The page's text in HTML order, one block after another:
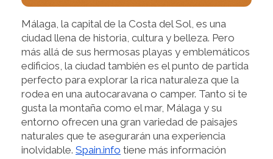
Málaga, la capital de la Costa del Sol, es una
ciudad llena de historia, cultura y belleza. Pero
más allá de sus hermosas playas y emblemáticos
edificios, la ciudad también es el punto de partida
perfecto para explorar la rica naturaleza que la
rodea en una autocaravana o camper. Tanto si te
gusta la montaña como el mar, Málaga y su
entorno ofrecen una gran variedad de paisajes
naturales que te asegurarán una experiencia
inolvidable. Spain.info tiene más información